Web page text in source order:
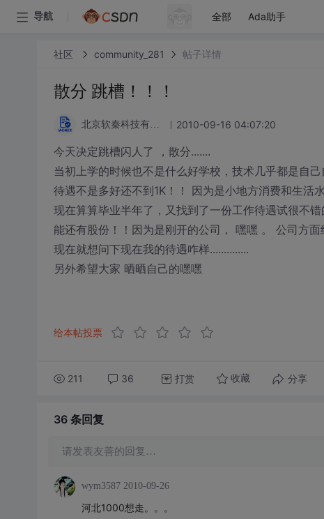
导航 全部 Ada助手
社区 community_281 帖子详情
散分 跳槽！！！
北京软秦科技有限公司 2010-09-16 04:07:20
今天决定跳槽闪人了 ，散分.......
当初上学的时候也不是什么好学校，技术几乎都是自
待遇不是多好还不到1K！！ 因为是小地方消费和生活
现在算算毕业半年了，又找到了一份工作待遇试很不
能还有股份！！因为是刚开的公司， 嘿嘿 。 公司方面
现在就想问下现在我的待遇咋样..............
另外希望大家 晒晒自己的嘿嘿
给本帖投票
211 36 打赏 收藏 分享
36 条回复
请发表友善的回复…
wym3587 2010-09-26
河北1000想走。。。